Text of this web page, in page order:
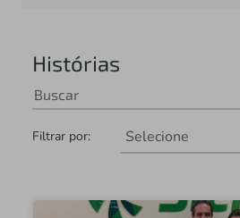
Histórias
Filtrar por: Selecione
Sicredi União